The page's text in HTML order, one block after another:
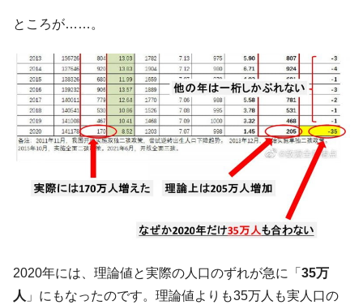
Fact1
Fact1
夏の甲子園、優勝校を最も多く輩出している都道
府県とは？
Fact1 今話題の「楽天ライオンズ」とは？
Fact1 奇跡の毛色「白毛馬」とは？
全て勝つといくら？ 競馬GI競走で勝利騎手がもら
える賞金とは？
平成仮面ライダーの意外すぎるモチーフとは？
発表から2日で大崩壊、鳴かず飛ばずに終わりそう
Fact1
日本人マスターズ挑戦の歴史。松山以前に最高位
だった選手とは？
ところが……。
2020年には、理論値と実際の人口のずれが急に「 35万
人 」にもなったのです。理論値よりも35万人も実人口の